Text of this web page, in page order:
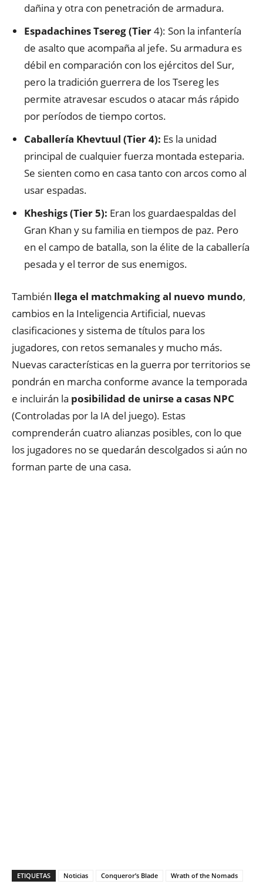
dañina y otra con penetración de armadura.
Espadachines Tsereg (Tier4): Son la infantería
de asalto que acompaña al jefe. Su armadura es
débil en comparación con los ejércitos del Sur,
pero la tradición guerrera de los Tsereg les
permite atravesar escudos o atacar más rápido
por períodos de tiempo cortos.
Caballería Khevtuul (Tier 4): Es la unidad
principal de cualquier fuerza montada esteparia.
Se sienten como en casa tanto con arcos como al
usar espadas.
Kheshigs (Tier 5): Eran los guardaespaldas del
Gran Khan y su familia en tiempos de paz. Pero
en el campo de batalla, son la élite de la caballería
pesada y el terror de sus enemigos.
También llega el matchmaking al nuevo mundo,
cambios en la Inteligencia Artificial, nuevas
clasificaciones y sistema de títulos para los
jugadores, con retos semanales y mucho más.
Nuevas características en la guerra por territorios se
pondrán en marcha conforme avance la temporada
e incluirán la posibilidad de unirse a casas NPC
(Controladas por la IA del juego). Estas
comprenderán cuatro alianzas posibles, con lo que
los jugadores no se quedarán descolgados si aún no
forman parte de una casa.
ETIQUETAS Noticias Conqueror’s Blade Wrath of the Nomads